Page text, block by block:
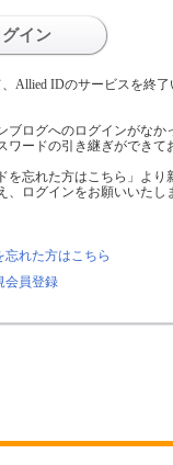
グイン
Allied IDのサービスを終了
ブログへのログインがなか
ワードの引き継ぎができて
を忘れた方はこちら」より
、ログインをお願いいたし
忘れた方はこちら
会員登録